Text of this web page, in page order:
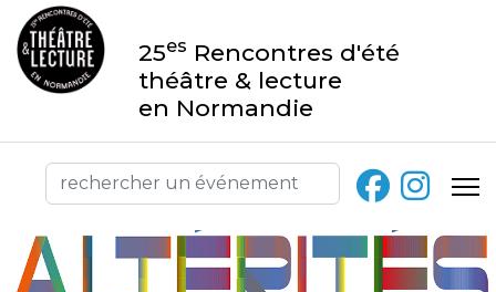
25es Rencontres d'été
théâtre & lecture
en Normandie